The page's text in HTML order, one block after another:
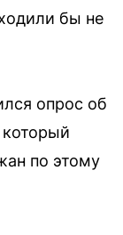
бы не
опрос об
который
по этому